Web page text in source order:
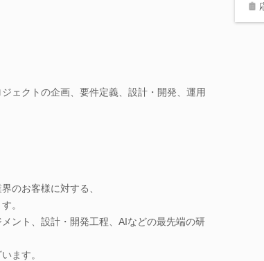
ェクトの企画、要件定義、設計・開発、運用
のお客様に対する、
。
ント、設計・開発工程、AIなどの最先端の研
ます。